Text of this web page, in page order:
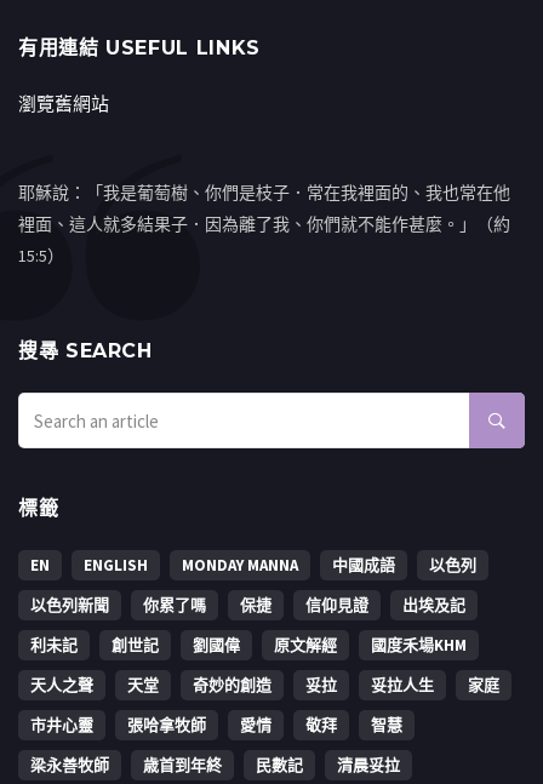
有用連結 USEFUL LINKS
瀏覽舊網站
耶穌說：「我是葡萄樹、你們是枝子．常在我裡面的、我也常在他
裡面、這人就多結果子．因為離了我、你們就不能作甚麼。」（約
15:5）
搜㝷 SEARCH
標籤
EN ENGLISH MONDAY MANNA 中國成語
以色列
以色列新聞
你累了嗎 保捷 信仰見證
出埃及記
利未記
創世記 劉國偉 原文解經
國度禾場KHM
天人之聲
天堂 奇妙的創造 妥拉 妥拉人生
家庭
市井心靈
張哈拿牧師 愛情 敬拜
智慧
梁永善牧師
歳首到年終 民數記 清晨妥拉